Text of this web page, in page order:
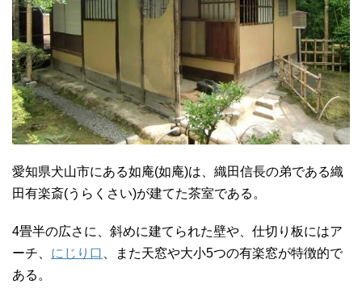
愛知県犬山市にある如庵(如庵)は、織田信長の弟である織
田有楽斎(うらくさい)が建てた茶室である。
4畳半の広さに、斜めに建てられた壁や、仕切り板にはア
ーチ、 にじり口
、また天窓や大小5つの有楽窓が特徴的で
ある。